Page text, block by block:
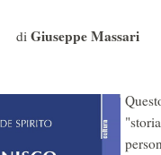
diGiuseppe Massari